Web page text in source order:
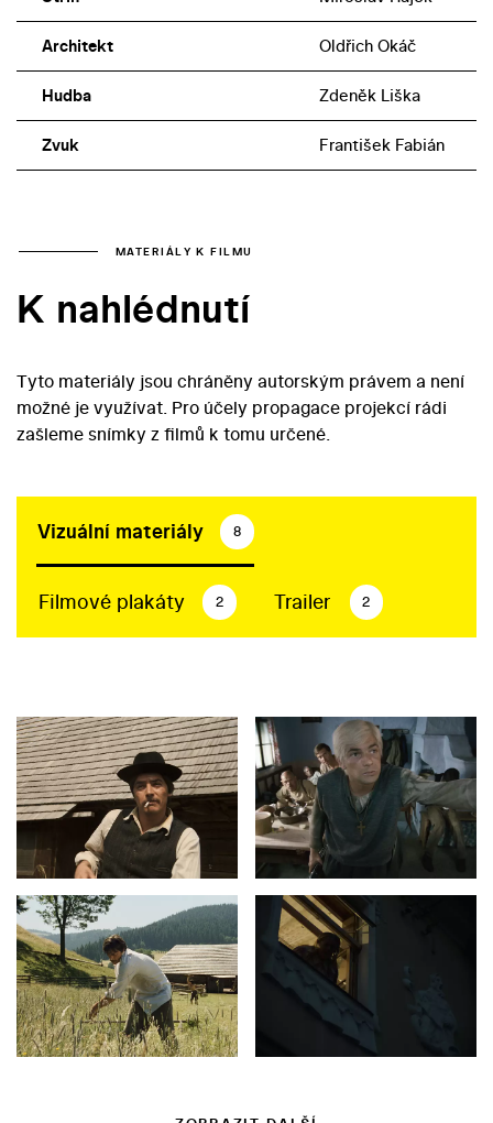
Architekt Oldřich Okáč
Hudba Zdeněk Liška
Zvuk František Fabián
MATERIÁLY K FILMU
K nahlédnutí
Tyto materiály jsou chráněny autorským právem a není
možné je využívat. Pro účely propagace projekcí rádi
zašleme snímky z filmů k tomu určené.
Vizuální materiály 8
Filmové plakáty 2 Trailer 2